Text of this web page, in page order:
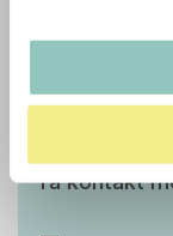
Trenger du
Ta kontakt